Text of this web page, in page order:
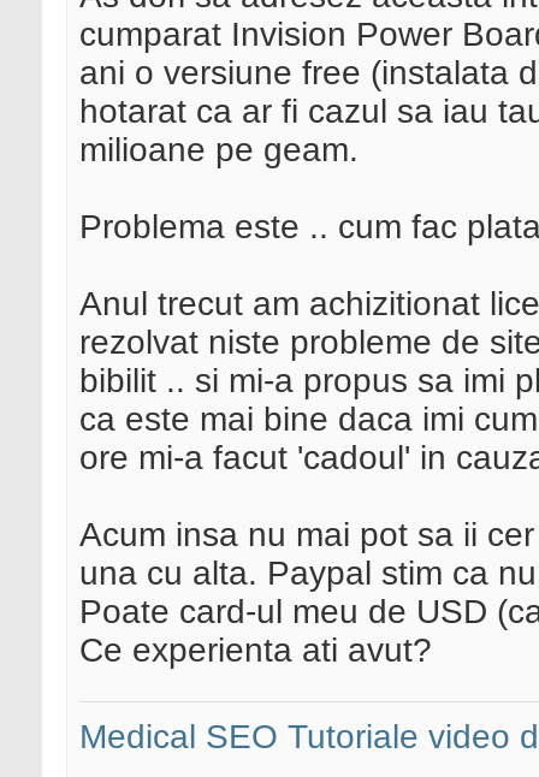
cumparat Invision Power
ani o versiune free (instalata
hotarat ca ar fi cazul sa iau
milioane pe geam.
Problema este .. cum fac
Anul trecut am achizitionat
rezolvat niste probleme de
bibilit .. si mi-a propus sa imi
ca este mai bine daca imi
ore mi-a facut 'cadoul' in
Acum insa nu mai pot sa ii
una cu alta. Paypal stim ca
Poate card-ul meu de USD
Ce experienta ati avut?
Medical SEO Tutoriale video